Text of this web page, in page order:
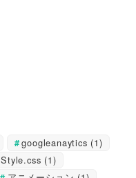
googleanaytics (1)
Style.css (1)